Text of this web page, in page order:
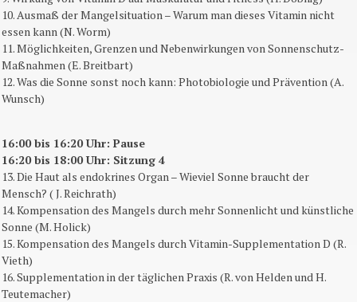
10. Ausmaß der Mangelsituation – Warum man dieses Vitamin nicht
essen kann (N. Worm)
11. Möglichkeiten, Grenzen und Nebenwirkungen von Sonnenschutz-
Maßnahmen (E. Breitbart)
12. Was die Sonne sonst noch kann: Photobiologie und Prävention (A.
Wunsch)
16:00 bis 16:20 Uhr: Pause
16:20 bis 18:00 Uhr: Sitzung 4
13. Die Haut als endokrines Organ – Wieviel Sonne braucht der
Mensch? ( J. Reichrath)
14. Kompensation des Mangels durch mehr Sonnenlicht und künstliche
Sonne (M. Holick)
15. Kompensation des Mangels durch Vitamin-Supplementation D (R.
Vieth)
16. Supplementation in der täglichen Praxis (R. von Helden und H.
Teutemacher)